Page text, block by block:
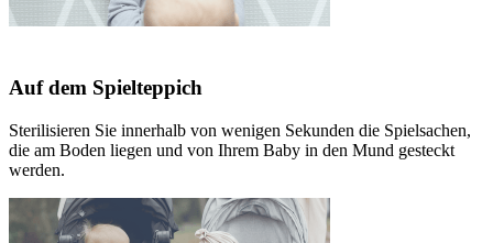
Auf dem Spielteppich
Sterilisieren Sie innerhalb von wenigen Sekunden die Spielsachen,
die am Boden liegen und von Ihrem Baby in den Mund gesteckt
werden.